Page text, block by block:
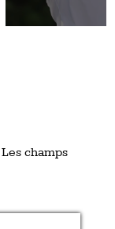
Les champs